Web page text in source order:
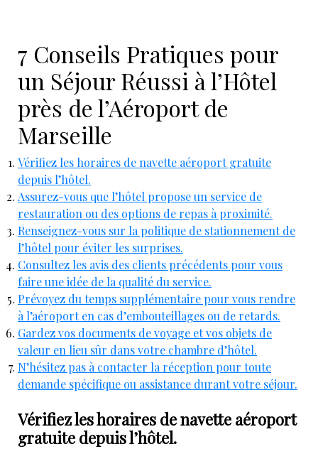
7 Conseils Pratiques pour
un Séjour Réussi à l’Hôtel
près de l’Aéroport de
Marseille
Vérifiez les horaires de navette aéroport gratuite
depuis l’hôtel.
Assurez-vous que l’hôtel propose un service de
restauration ou des options de repas à proximité.
Renseignez-vous sur la politique de stationnement de
l’hôtel pour éviter les surprises.
Consultez les avis des clients précédents pour vous
faire une idée de la qualité du service.
Prévoyez du temps supplémentaire pour vous rendre
à l’aéroport en cas d’embouteillages ou de retards.
Gardez vos documents de voyage et vos objets de
valeur en lieu sûr dans votre chambre d’hôtel.
N’hésitez pas à contacter la réception pour toute
demande spécifique ou assistance durant votre séjour.
Vérifiez les horaires de navette aéroport
gratuite depuis l’hôtel.